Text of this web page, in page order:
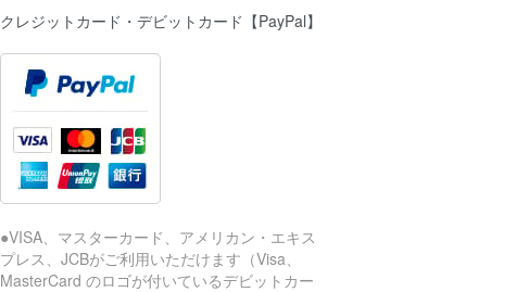
クレジットカード・デビットカード【PayPal】
●VISA、マスターカード、アメリカン・エキス
プレス、JCBがご利用いただけます（Visa、
MasterCard のロゴが付いているデビットカー